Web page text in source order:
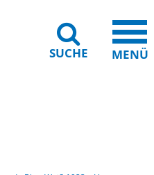
SUCHE MENÜ